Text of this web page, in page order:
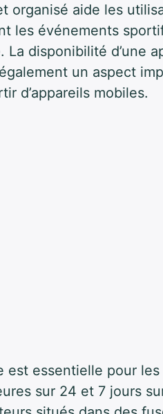
organisé aide les
les événements
disponibilité d’une
un aspect
d’appareils mobiles.
est essentielle pour
sur 24 et 7 jours